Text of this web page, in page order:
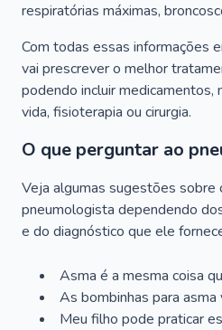
respiratórias máximas,
Com todas essas informações
vai prescrever o melhor
podendo incluir medicamentos,
vida, fisioterapia ou cirurgia.
O que perguntar ao
Veja algumas sugestões sobre
pneumologista dependendo
e do diagnóstico que ele
Asma é a mesma coisa
As bombinhas para asma
Meu filho pode praticar